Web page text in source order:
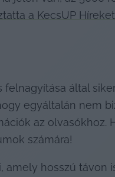
a KecsUP Híreket
által
egyáltalán nem
az olvasókhoz.
számára!
hosszú távon